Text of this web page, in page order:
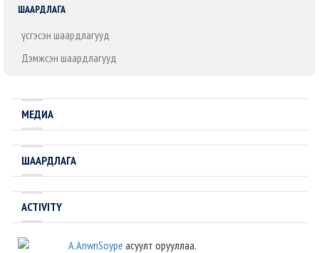
ШААРДЛАГА
Үүсгэсэн шаардлагууд
Дэмжсэн шаардлагууд
МЕДИА
ШААРДЛАГА
ACTIVITY
A.AnwnSoype асуулт орууллаа.